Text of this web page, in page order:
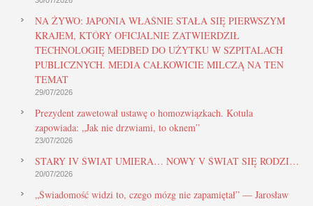
NA ŻYWO: JAPONIA WŁAŚNIE STAŁA SIĘ PIERWSZYM
KRAJEM, KTÓRY OFICJALNIE ZATWIERDZIŁ
TECHNOLOGIĘ MEDBED DO UŻYTKU W SZPITALACH
PUBLICZNYCH. MEDIA CAŁKOWICIE MILCZĄ NA TEN
TEMAT
29/07/2026
Prezydent zawetował ustawę o homozwiązkach. Kotula
zapowiada: „Jak nie drzwiami, to oknem”
23/07/2026
STARY IV ŚWIAT UMIERA… NOWY V ŚWIAT SIĘ RODZI…
20/07/2026
„Świadomość widzi to, czego mózg nie zapamiętał” — Jarosław